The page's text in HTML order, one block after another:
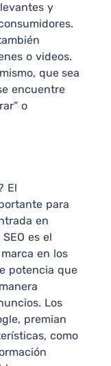
y
o videos.
que sea
encuentre
o
El
para
en
es el
en los
potencia que
Los
premian
como